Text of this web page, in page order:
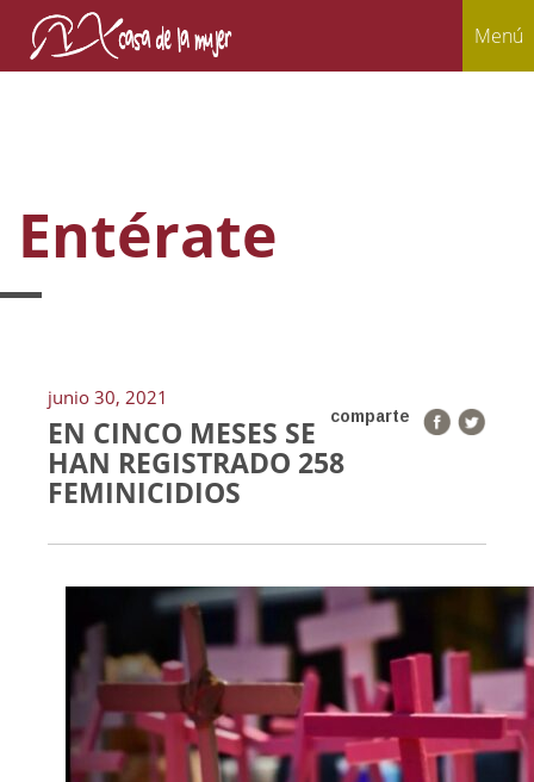
Menú
Entérate
junio 30, 2021
comparte
EN CINCO MESES SE
HAN REGISTRADO 258
FEMINICIDIOS